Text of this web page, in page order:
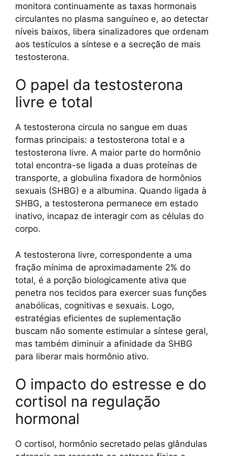
monitora continuamente as taxas hormonais
circulantes no plasma sanguíneo e, ao detectar
níveis baixos, libera sinalizadores que ordenam
aos testículos a síntese e a secreção de mais
testosterona.
O papel da testosterona
livre e total
A testosterona circula no sangue em duas
formas principais: a testosterona total e a
testosterona livre. A maior parte do hormônio
total encontra-se ligada a duas proteínas de
transporte, a globulina fixadora de hormônios
sexuais (SHBG) e a albumina. Quando ligada à
SHBG, a testosterona permanece em estado
inativo, incapaz de interagir com as células do
corpo.
A testosterona livre, correspondente a uma
fração mínima de aproximadamente 2% do
total, é a porção biologicamente ativa que
penetra nos tecidos para exercer suas funções
anabólicas, cognitivas e sexuais. Logo,
estratégias eficientes de suplementação
buscam não somente estimular a síntese geral,
mas também diminuir a afinidade da SHBG
para liberar mais hormônio ativo.
O impacto do estresse e do
cortisol na regulação
hormonal
O cortisol, hormônio secretado pelas glândulas